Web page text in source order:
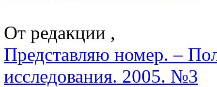
От редакции ,
Представляю номер. –
исследования. 2005. №3